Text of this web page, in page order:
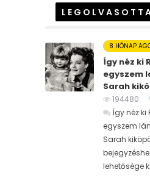
8 HÓNAP
Így néz ki
egyszem
Sarah
194480
Így néz ki
egyszem
Sarah
lehetősége